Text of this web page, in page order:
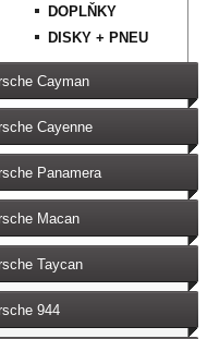
DOPLŇKY
DISKY + PNEU
Cayman
Cayenne
Panamera
Macan
Taycan
944